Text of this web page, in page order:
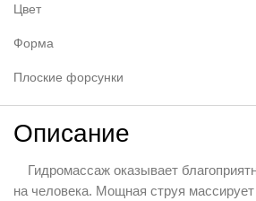
Цвет
Форма
Плоские форсунки
Описание
Гидромассаж оказывает
на человека. Мощная струя